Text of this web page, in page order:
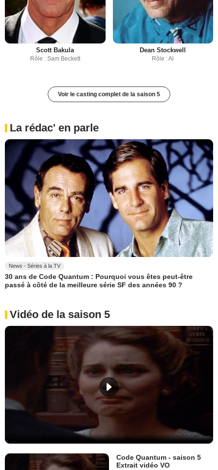
Scott Bakula
Rôle : Sam Beckett
Dean Stockwell
Rôle : Al
Voir le casting complet de la saison 5
La rédac' en parle
News - Séries à la TV
30 ans de Code Quantum : Pourquoi vous êtes peut-être
passé à côté de la meilleure série SF des années 90 ?
Vidéo de la saison 5
Code Quantum - saison 5
Extrait vidéo VO